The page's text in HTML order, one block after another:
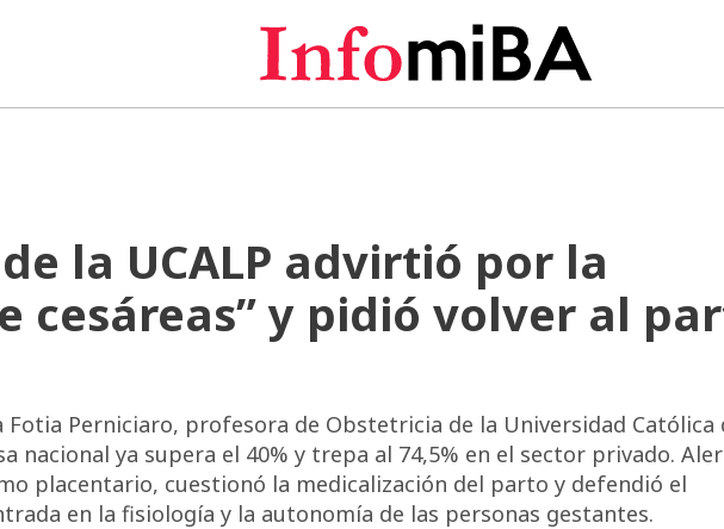
la UCALP advirtió por la
cesáreas” y pidió volver al
Fotia Perniciaro, profesora de Obstetricia de la Universidad Católica
nacional ya supera el 40% y trepa al 74,5% en el sector privado.
placentario, cuestionó la medicalización del parto y defendió el
en la fisiología y la autonomía de las personas gestantes.